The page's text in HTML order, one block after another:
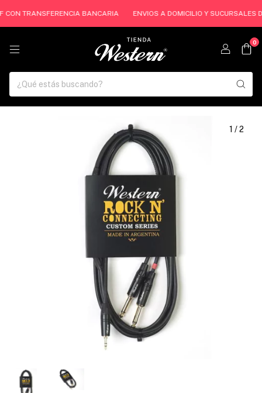
TRANSFERENCIA BANCARIA ENVIOS A DOMICILIO Y SUCURSALES
0
1 /2